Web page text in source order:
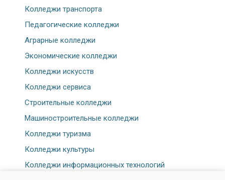
Колледжи транспорта
Педагогические колледжи
Аграрные колледжи
Экономические колледжи
Колледжи искусств
Колледжи сервиса
Строительные колледжи
Машиностроительные колледжи
Колледжи туризма
Колледжи культуры
Колледжи информационных технологий